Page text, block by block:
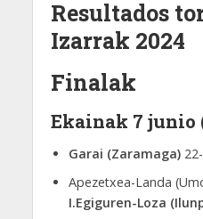
Resultados
Izarrak 2024
Finalak
Ekainak 7 junio
Garai (Zaramaga)22-
Apezetxea-Landa
I.Egiguren-Loza